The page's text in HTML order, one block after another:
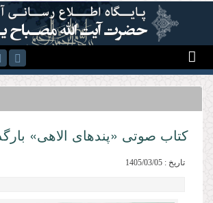
رفتن به محتوای اصلی
کتاب صوتی «پندهای الاهی»
تاریخ : 1405/03/05